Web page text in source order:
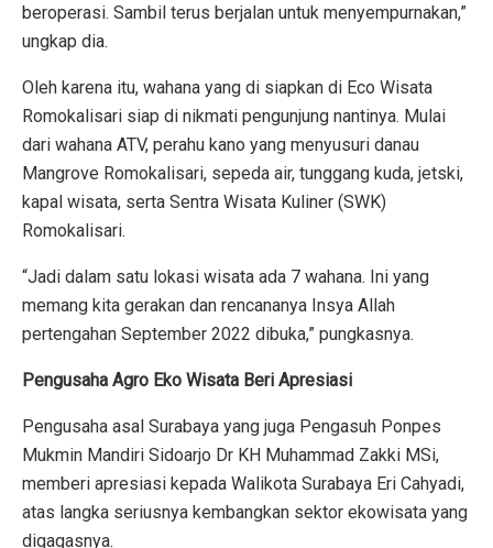
beroperasi. Sambil terus berjalan untuk menyempurnakan,”
ungkap dia.
Oleh karena itu, wahana yang di siapkan di Eco Wisata
Romokalisari siap di nikmati pengunjung nantinya. Mulai
dari wahana ATV, perahu kano yang menyusuri danau
Mangrove Romokalisari, sepeda air, tunggang kuda, jetski,
kapal wisata, serta Sentra Wisata Kuliner (SWK)
Romokalisari.
“Jadi dalam satu lokasi wisata ada 7 wahana. Ini yang
memang kita gerakan dan rencananya Insya Allah
pertengahan September 2022 dibuka,” pungkasnya.
Pengusaha Agro Eko Wisata Beri Apresiasi
Pengusaha asal Surabaya yang juga Pengasuh Ponpes
Mukmin Mandiri Sidoarjo Dr KH Muhammad Zakki MSi,
memberi apresiasi kepada Walikota Surabaya Eri Cahyadi,
atas langka seriusnya kembangkan sektor ekowisata yang
digagasnya.